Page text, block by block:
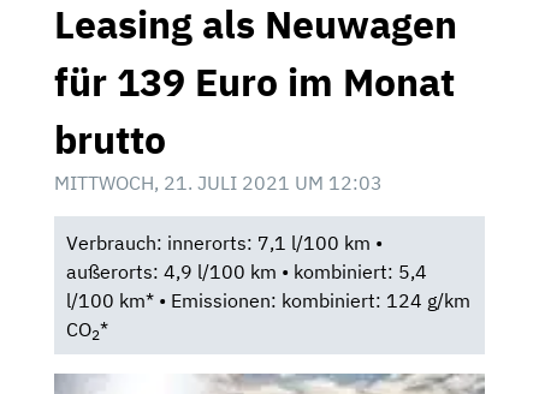
Leasing als Neuwagen
für 139 Euro im Monat
brutto
MITTWOCH, 21. JULI 2021 UM 12:03
Verbrauch: innerorts: 7,1 l/100 km •
außerorts: 4,9 l/100 km • kombiniert: 5,4
l/100 km* • Emissionen: kombiniert: 124 g/km
CO2*